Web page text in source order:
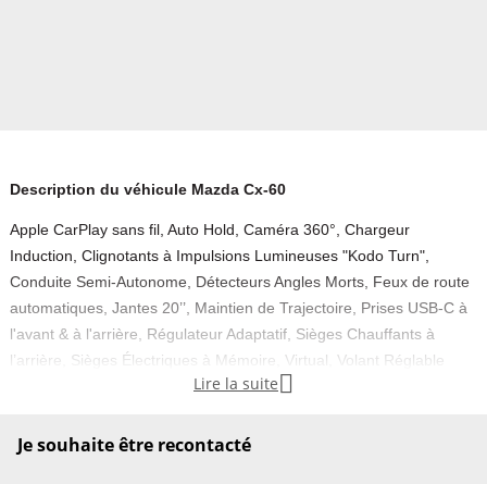
Description du véhicule Mazda Cx-60
Apple CarPlay sans fil, Auto Hold, Caméra 360°, Chargeur
Induction, Clignotants à Impulsions Lumineuses "Kodo Turn",
Conduite Semi-Autonome, Détecteurs Angles Morts, Feux de route
automatiques, Jantes 20’’, Maintien de Trajectoire, Prises USB-C à
l'avant & à l'arrière, Régulateur Adaptatif, Sièges Chauffants à
l’arrière, Sièges Électriques à Mémoire, Virtual, Volant Réglable
Électriquement, Pack Bose, Volant chauffant, Carte grise possible
Attelage amovible, Boite 8 rapports, Keyless Go, Feux diurne a
Lire la suite 
Je souhaite être recontacté